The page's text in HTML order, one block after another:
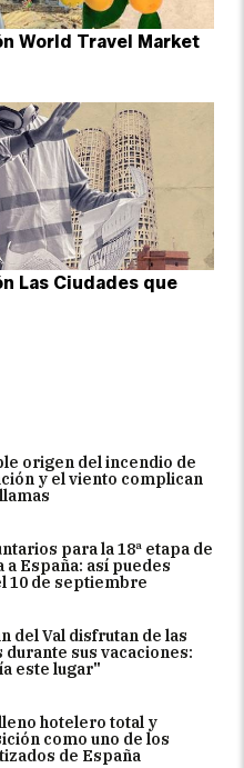
origen del incendio de
y el viento complican
para la 18ª etapa de
a España: así puedes
10 de septiembre
del Val disfrutan de las
durante sus vacaciones:
este lugar"
hotelero total y
como uno de los
de España
World Travel Market
Las Ciudades que